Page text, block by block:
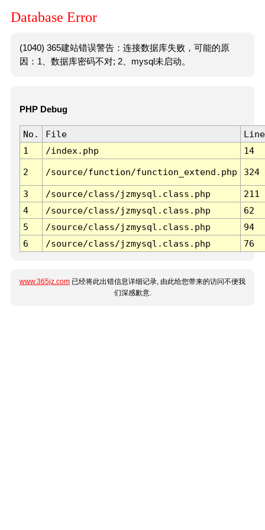
Database Error
(1040) 365建站错误警告：连接数据库失败，可能的原
因：1、数据库密码不对; 2、mysql未启动。
PHP Debug
No. File
Line
1
/index.php 14
2 /source/function/function_extend.php 324
3 /source/class/jzmysql.class.php
211
4
/source/class/jzmysql.class.php
62
5
/source/class/jzmysql.class.php
94
6
/source/class/jzmysql.class.php 76
www.365jz.com 已经将此出错信息详细记录, 由此给您带来的访问不便我
们深感歉意.